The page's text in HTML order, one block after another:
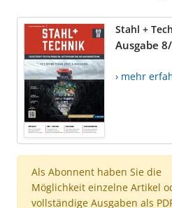
Stahl +
Ausgabe
› mehr
Als Abonnent haben Sie die
Möglichkeit einzelne Artikel
vollständige Ausgaben als